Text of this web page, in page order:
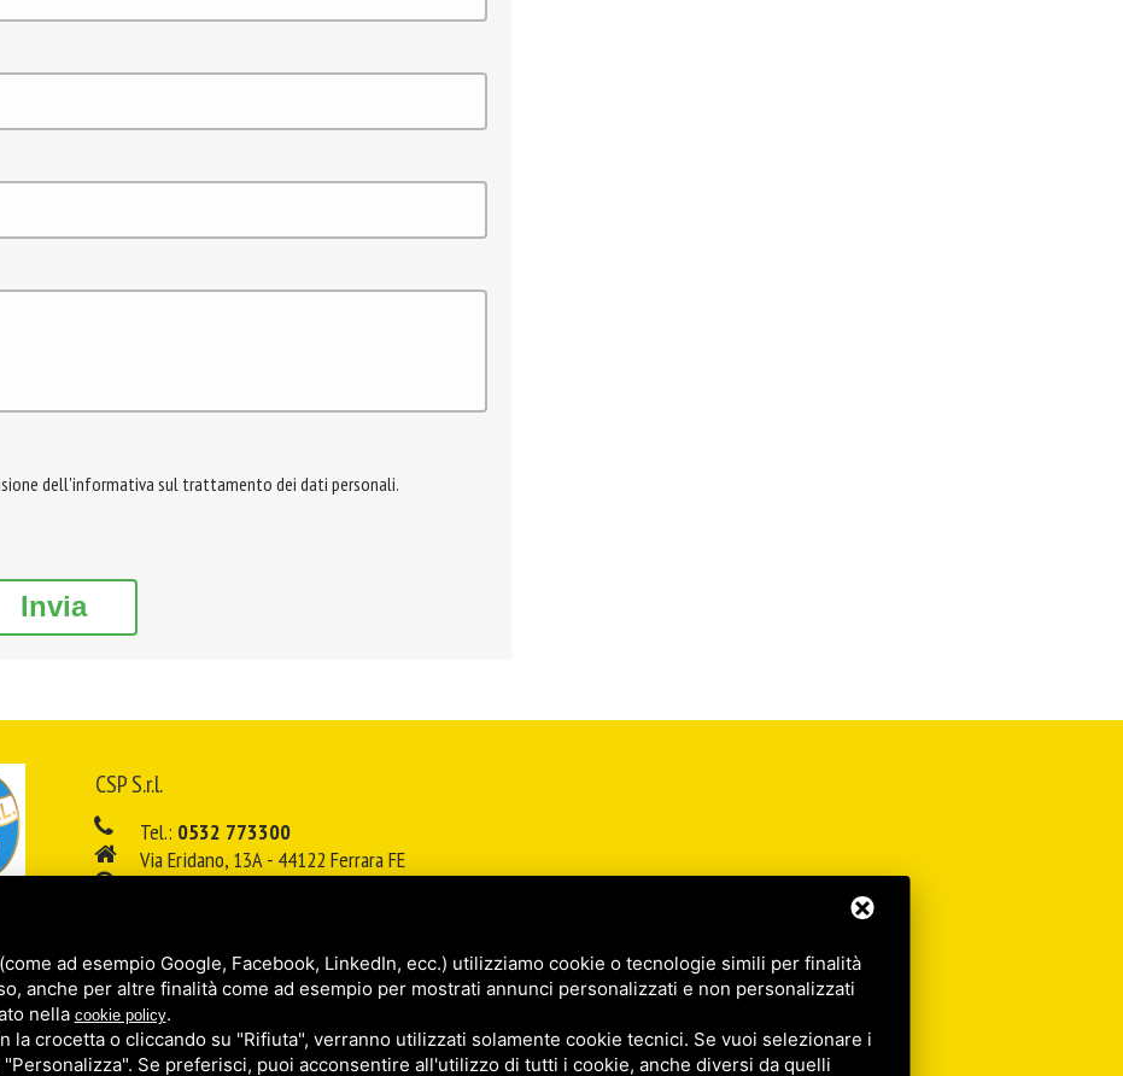
dell'informativa sul trattamento dei dati personali.
Invia
CSP S.r.l.
Tel.: 0532 773300
Via Eridano, 13A - 44122 Ferrara FE
Sitemap/ Privacy policy/Legal
ad esempio Google, Facebook, LinkedIn, ecc.) utilizziamo cookie o tecnologie simili per finalità
anche per altre finalità come ad esempio per mostrati annunci personalizzati e non personalizzati
nella cookie policy.
la crocetta o cliccando su "Rifiuta", verranno utilizzati solamente cookie tecnici. Se vuoi selezionare i
Se preferisci, puoi acconsentire all'utilizzo di tutti i cookie, anche diversi da quelli